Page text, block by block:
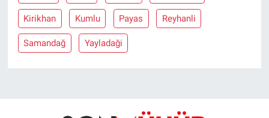
Kirikhan Kumlu Payas Reyhanli
Samandağ Yayladaği